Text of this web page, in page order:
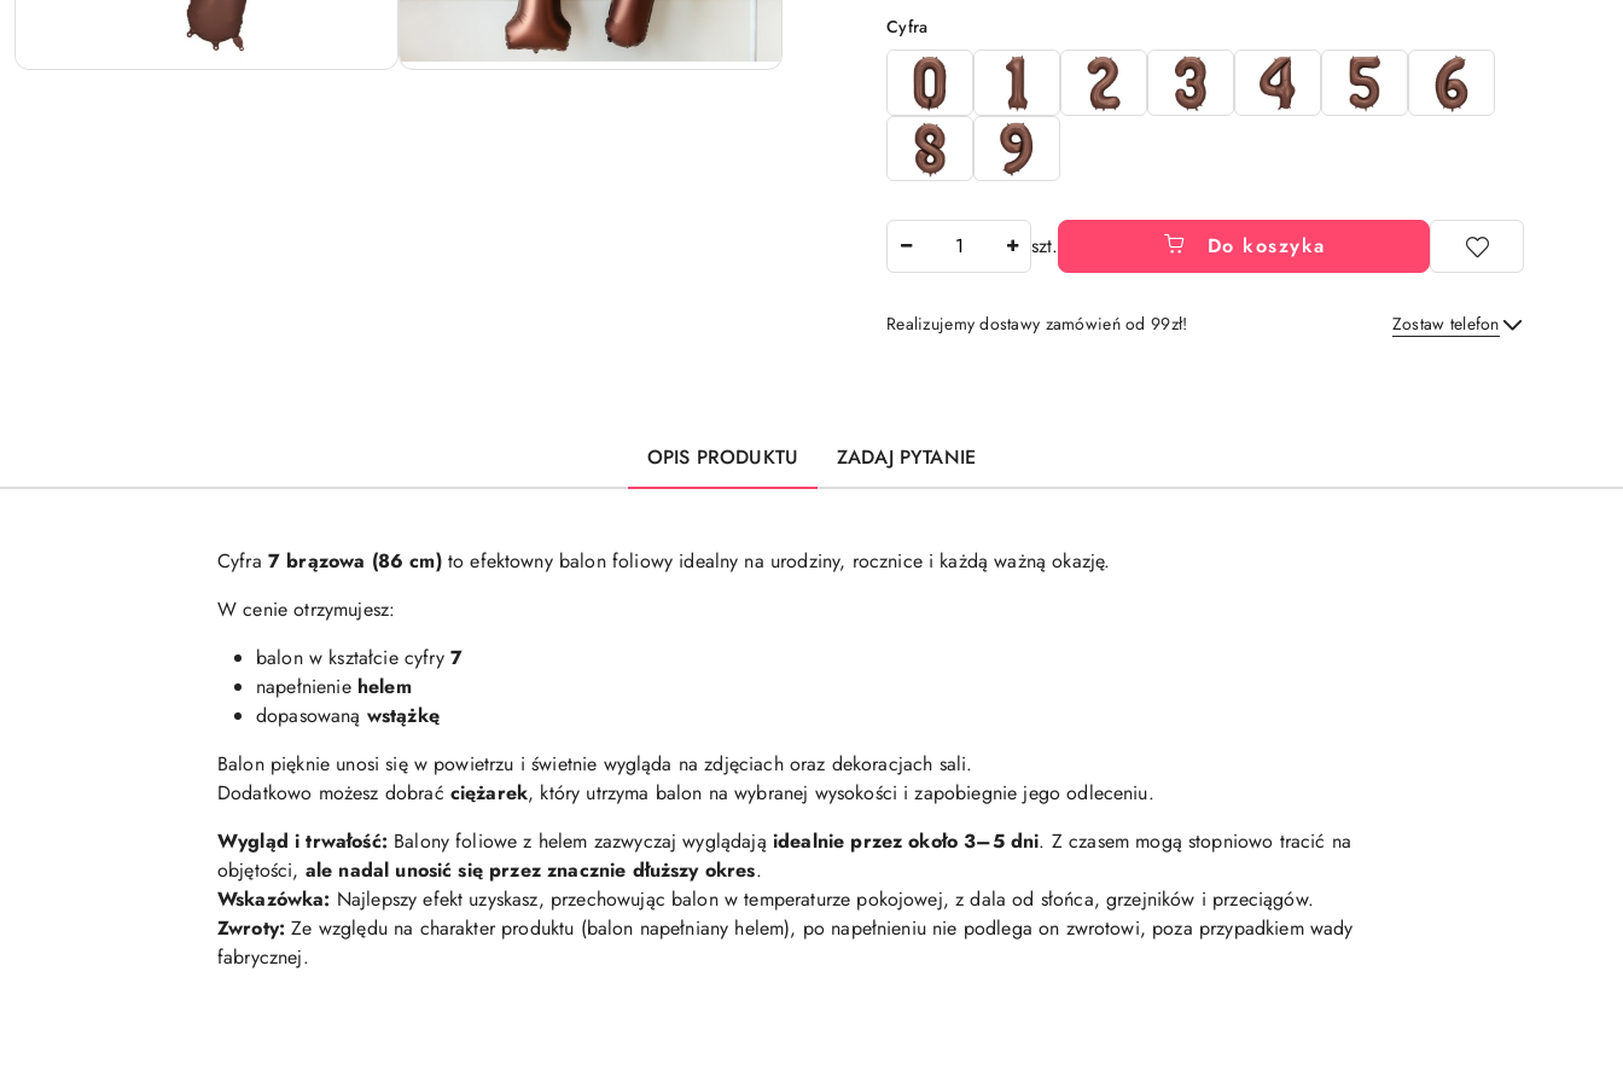
Wariant
Cyfra
szt. Do koszyka
Realizujemy dostawy zamówień od 99zł! Zostaw telefon
dostawa
OPIS PRODUKTU ZADAJ PYTANIE
Cyfra 7 brązowa (86 cm)to efektowny balon foliowy idealny na urodziny, rocznice i każdą ważną okazję.
W cenie otrzymujesz:
balon w kształcie cyfry7
napełnienie helem
dopasowaną wstążkę
Balon pięknie unosi się w powietrzu i świetnie wygląda na zdjęciach oraz dekoracjach sali.
Dodatkowo możesz dobrać ciężarek, który utrzyma balon na wybranej wysokości i zapobiegnie jego odleceniu.
Wygląd i trwałość: Balony foliowe z helem zazwyczaj wyglądają idealnie przez około 3–5 dni. Z czasem mogą stopniowo tracić na
objętości, ale nadal unosić się przez znacznie dłuższy okres.
Wskazówka: Najlepszy efekt uzyskasz, przechowując balon w temperaturze pokojowej, z dala od słońca, grzejników i przeciągów.
Zwroty: Ze względu na charakter produktu (balon napełniany helem), po napełnieniu nie podlega on zwrotowi, poza przypadkiem wady
fabrycznej.